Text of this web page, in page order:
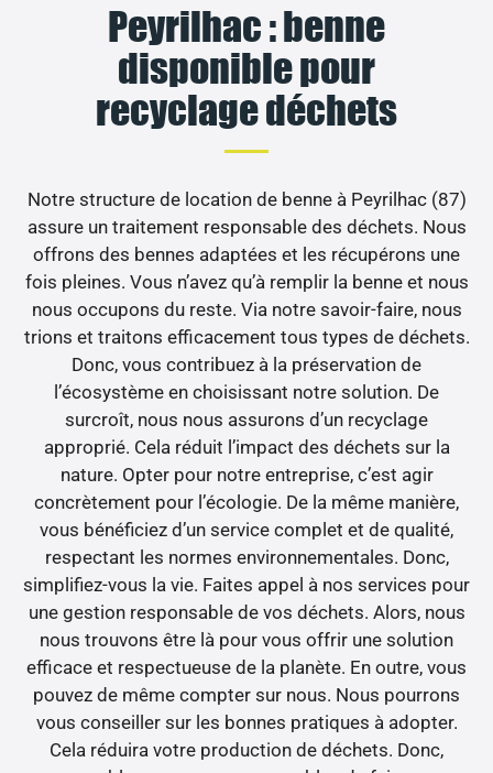
Peyrilhac : benne
disponible pour
recyclage déchets
Notre structure de location de benne à Peyrilhac (87)
assure un traitement responsable des déchets. Nous
offrons des bennes adaptées et les récupérons une
fois pleines. Vous n’avez qu’à remplir la benne et nous
nous occupons du reste. Via notre savoir-faire, nous
trions et traitons efficacement tous types de déchets.
Donc, vous contribuez à la préservation de
l’écosystème en choisissant notre solution. De
surcroît, nous nous assurons d’un recyclage
approprié. Cela réduit l’impact des déchets sur la
nature. Opter pour notre entreprise, c’est agir
concrètement pour l’écologie. De la même manière,
vous bénéficiez d’un service complet et de qualité,
respectant les normes environnementales. Donc,
simplifiez-vous la vie. Faites appel à nos services pour
une gestion responsable de vos déchets. Alors, nous
nous trouvons être là pour vous offrir une solution
efficace et respectueuse de la planète. En outre, vous
pouvez de même compter sur nous. Nous pourrons
vous conseiller sur les bonnes pratiques à adopter.
Cela réduira votre production de déchets. Donc,